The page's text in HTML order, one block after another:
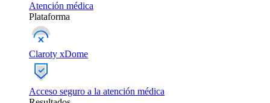
Atención médica
Plataforma
Claroty xDome
Acceso seguro a la atención médica